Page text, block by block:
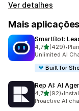
Ver detalhes
Mais
SmartBot:
4,7de 5 estrelas
(429)
429 total de
•
Unlimited AI
Built for
Rep AI: AI
4,7de 5 estrelas
(92)
92 total de
•
Proactive AI